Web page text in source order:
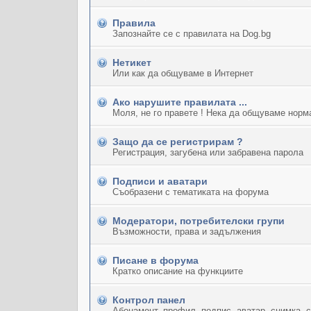
Правила
Запознайте се с правилата на Dog.bg
Нетикет
Или как да общуваме в Интернет
Ако нарушите правилата ...
Моля, не го правете ! Нека да общуваме
Защо да се регистрирам ?
Регистрация, загубена или забравена парола
Подписи и аватари
Съобразени с тематиката на форума
Модератори, потребителски групи
Възможности, права и задължения
Писане в форума
Кратко описание на функциите
Контрол панел